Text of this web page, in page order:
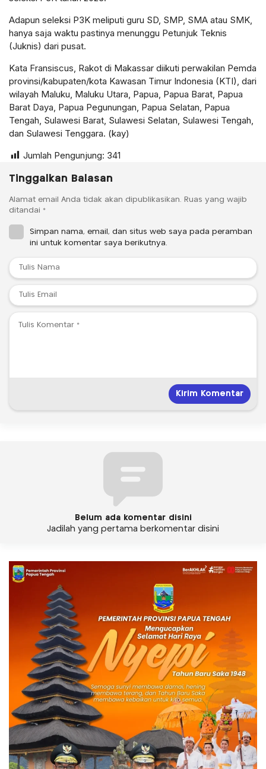
Adapun seleksi P3K meliputi guru SD, SMP, SMA atau SMK,
hanya saja waktu pastinya menunggu Petunjuk Teknis
(Juknis) dari pusat.
Kata Fransiscus, Rakot di Makassar diikuti perwakilan Pemda
provinsi/kabupaten/kota Kawasan Timur Indonesia (KTI), dari
wilayah Maluku, Maluku Utara, Papua, Papua Barat, Papua
Barat Daya, Papua Pegunungan, Papua Selatan, Papua
Tengah, Sulawesi Barat, Sulawesi Selatan, Sulawesi Tengah,
dan Sulawesi Tenggara. (kay)
Jumlah Pengunjung: 341
Tinggalkan Balasan
Alamat email Anda tidak akan dipublikasikan. Ruas yang wajib
ditandai *
Simpan nama, email, dan situs web saya pada peramban
ini untuk komentar saya berikutnya.
Belum ada komentar disini
Jadilah yang pertama berkomentar disini